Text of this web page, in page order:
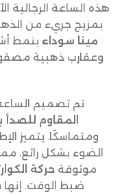
هذه الساعة الرجالية
بمزيج جريء من
مينا سوداء بنمط
وعقارب ذهبية
تم تصميم
المقاوم للصدأ
ومتماسكًا. يتميز
الضوء بشكل رائع،
موثوقة حركة
ضبط الوقت.